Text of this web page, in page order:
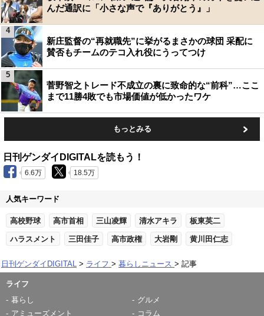
んだ通訳に「小さな声で『ありがとう』」
新庄監督の“再就職先”に挙がるまさかの球団 采配に
賛否もチームのテコ入れ役にうってつけ
4
菅野智之トレード不成立の裏に致命的な“前科”…ここ
まで11勝4敗でも市場価値が低かったワケ
5
もっとみる
日刊ゲンダイDIGITALを読もう！
6.6万 18.5万
人気キーワード
高校野球 高市首相 三山凌輝 清水アキラ 板東英二
ハラスメント 三田佳子 高市政権 大岩剛 黄川田仁志
日刊ゲンダイDIGITAL ライフ 暮らしニュース 記事
ライフ
暮らし
グルメ
アミューズメント
コラム